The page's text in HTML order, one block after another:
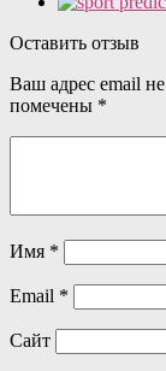
Оставить отзыв
Ваш адрес email
помечены *
Имя *
Email *
Сайт